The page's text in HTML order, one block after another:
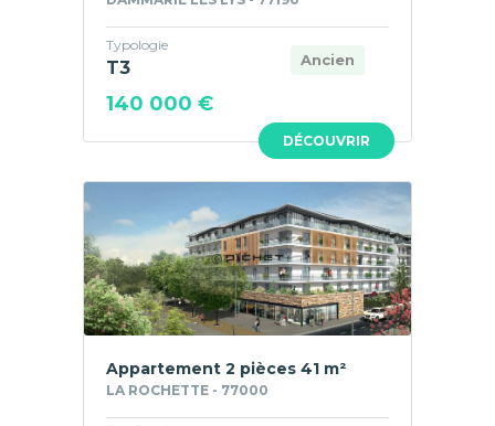
DÉCOUVRIR
Ancien
Typologie
T3
140 000 €
Appartement 2 pièces 41 m²
LA ROCHETTE - 77000